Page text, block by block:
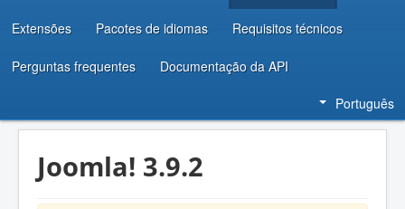
Extensões Pacotes de idiomas Requisitos técnicos
Perguntas frequentes Documentação da API
Português
Joomla! 3.9.2